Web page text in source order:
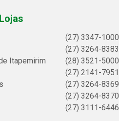
(27) 3347-1000
(27) 3264-8383
Itapemirim
(28) 3521-5000
(27) 2141-7951
(27) 3264-8369
(27) 3264-8370
(27) 3111-6446